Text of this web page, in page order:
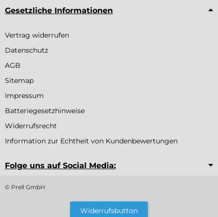
Gesetzliche Informationen
Vertrag widerrufen
Datenschutz
AGB
Sitemap
Impressum
Batteriegesetzhinweise
Widerrufsrecht
Information zur Echtheit von Kundenbewertungen
Folge uns auf Social Media:
© Prell GmbH
Widerrufsbutton